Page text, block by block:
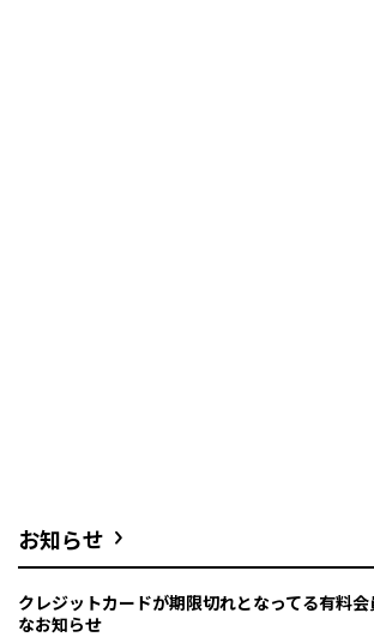
お知らせ
クレジットカードが期限切れとなってる有料
なお知らせ